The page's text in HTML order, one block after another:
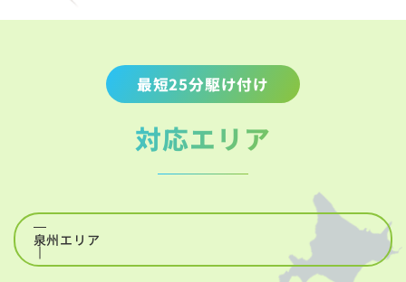
最短25分駆け付け
対応エリア
泉州エリア